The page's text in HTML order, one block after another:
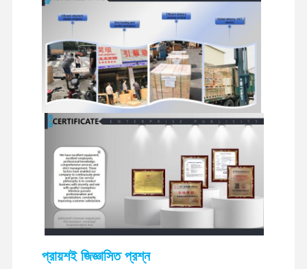
প্রায়শই জিজ্ঞাসিত প্রশ্ন